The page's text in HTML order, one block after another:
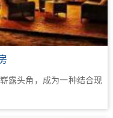
露头角，成为一种结合现